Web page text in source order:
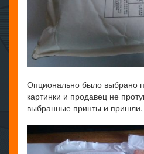
Опционально было выбрано
картинки и продавец не
выбранные принты и пришли.